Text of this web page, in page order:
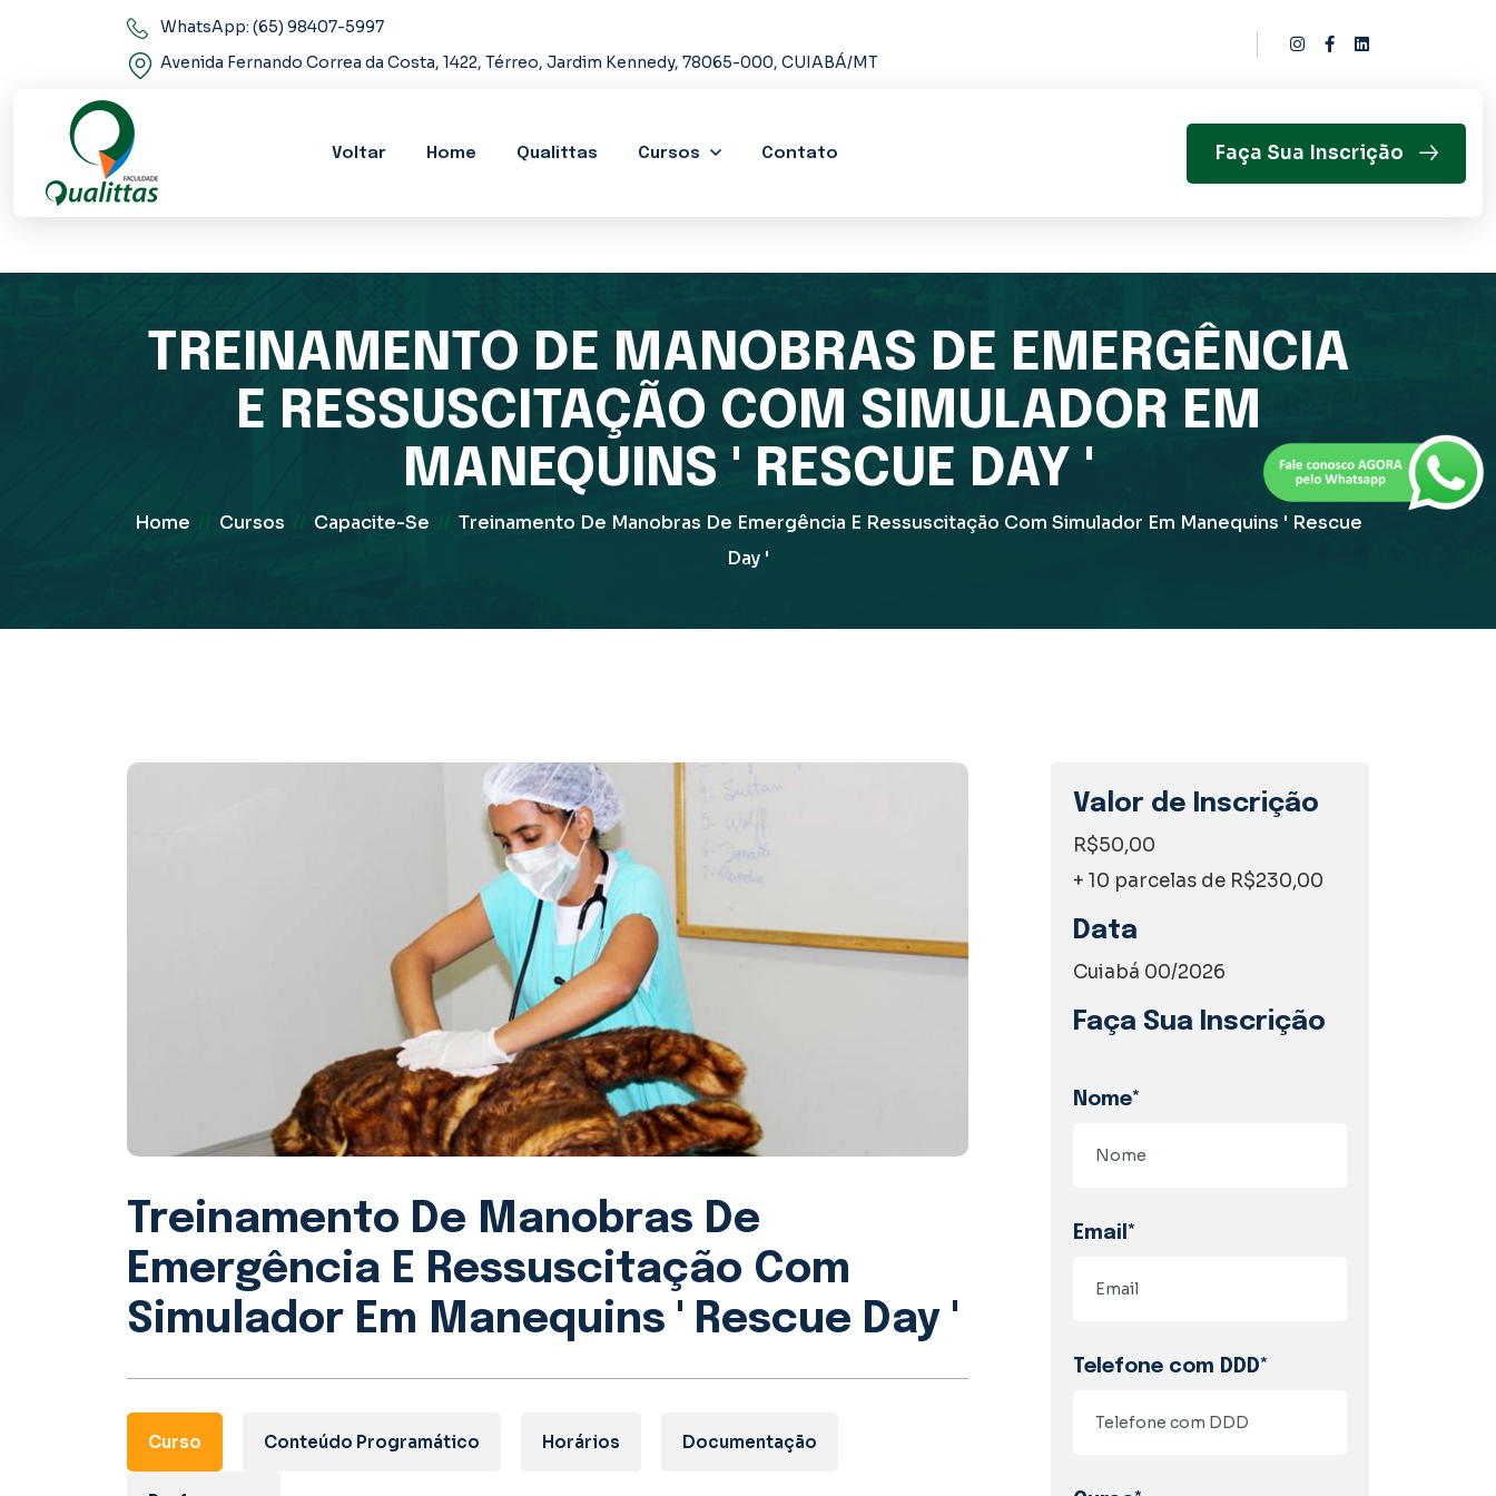
WhatsApp: (65) 98407-5997
Avenida Fernando Correa da Costa, 1422, Térreo, Jardim Kennedy, 78065-000, CUIABÁ/MT
Voltar Home Qualittas Cursos Contato Faça Sua Inscrição
TREINAMENTO DE MANOBRAS DE EMERGÊNCIA
E RESSUSCITAÇÃO COM SIMULADOR EM
MANEQUINS ' RESCUE DAY '
Home // Cursos // Capacite-Se // Treinamento De Manobras De Emergência E Ressuscitação Com Simulador Em Manequins ' Rescue
Day '
Treinamento De Manobras De
Emergência E Ressuscitação Com
Simulador Em Manequins ' Rescue Day '
Curso Conteúdo Programático Horários Documentação
Valor de Inscrição
R$50,00
+ 10 parcelas de R$230,00
Data
Cuiabá 00/2026
Faça Sua Inscrição
Nome*
Email*
Telefone com DDD*